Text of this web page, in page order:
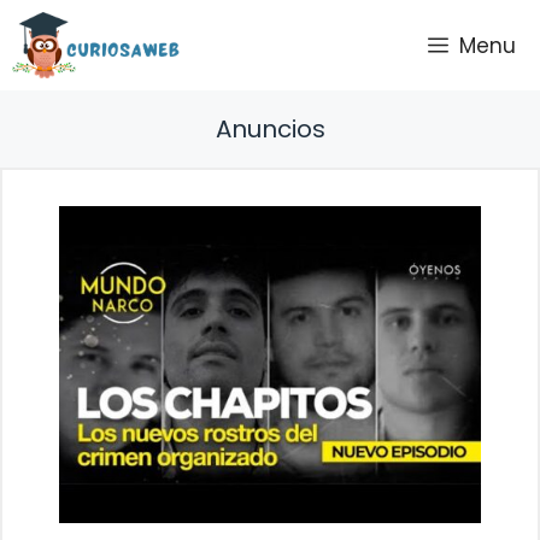
Saltar
contenido
Menu
Anuncios